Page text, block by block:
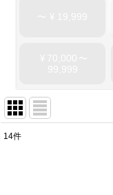
14件